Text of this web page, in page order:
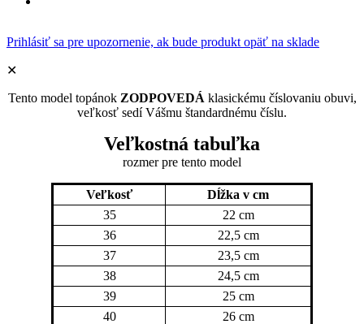
Prihlásiť sa pre upozornenie, ak bude produkt opäť na sklade
✕
Tento model topánok ZODPOVEDÁ klasickému číslovaniu obuvi,
veľkosť sedí Vášmu štandardnému číslu.
Veľkostná tabuľka
rozmer pre tento model
Veľkosť
Dĺžka v cm
35
22 cm
36
22,5 cm
37
23,5 cm
38
24,5 cm
39
25 cm
40
26 cm